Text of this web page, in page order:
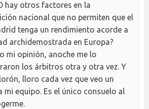
hay otros factores en la
nacional que no permiten que el
tenga un rendimiento acorde a
archidemostrada en Europa?
mi opinión, anoche me lo
los árbitros otra y otra vez. Y
lloro cada vez que veo un
mi equipo. Es el único consuelo al